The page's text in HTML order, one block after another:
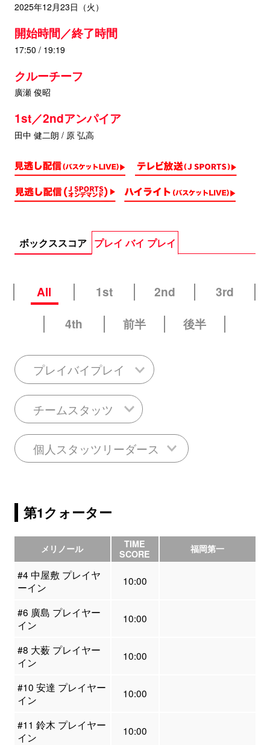
2025年12月23日（火）
開始時間／終了時間
17:50 / 19:19
クルーチーフ
廣瀬 俊昭
1st／2ndアンパイア
田中 健二朗 / 原 弘高
ボックススコア プレイ バイ プレイ
All 1st 2nd
3rd
4th
前半 後半
プレイバイプレイ
チームスタッツ
個人スタッツリーダース
第1クォーター
メリノール
TIME
SCORE
福岡第一
#4 中屋敷 プレイヤ
ーイン
10:00
#6 廣島 プレイヤー
イン
10:00
#8 大薮 プレイヤー
イン
10:00
#10 安達 プレイヤー
イン
10:00
#11 鈴木 プレイヤー
イン
10:00